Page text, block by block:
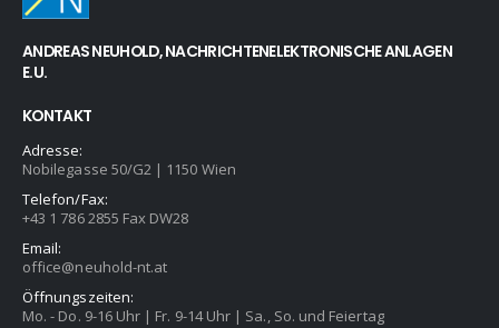
ANDREAS NEUHOLD, NACHRICHTENELEKTRONISCHE ANLAGEN
E.U.
KONTAKT
Adresse:
Nobilegasse 50/G2 | 1150 Wien
Telefon/Fax:
+43 1 786 2855 Fax DW28
Email:
office@neuhold-nt.at
Öffnungszeiten:
Mo. - Do. 9-16 Uhr | Fr. 9-14 Uhr | Sa., So. und Feiertag